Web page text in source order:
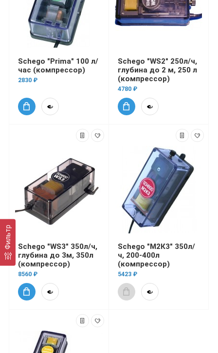
Фильтр
Schego "Prima" 100 л/
час (компрессор)
2830 ₽
Schego "WS2" 250л/ч,
глубина до 2 м, 250 л
(компрессор)
4780 ₽
Schego "WS3" 350л/ч,
глубина до 3м, 350л
(компрессор)
8560 ₽
Schego "М2К3" 350л/
ч, 200-400л
(компрессор)
5423 ₽